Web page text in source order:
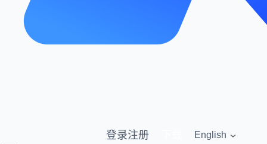
登录注册 English